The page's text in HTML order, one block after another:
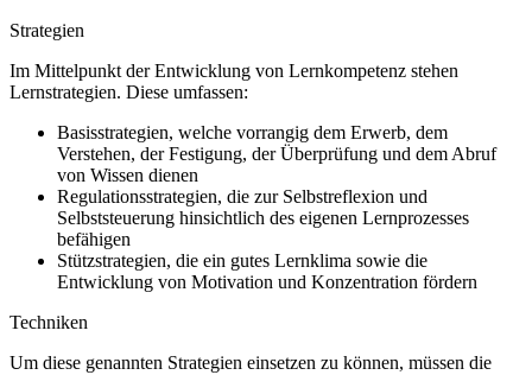
Strategien
Im Mittelpunkt der Entwicklung von Lernkompetenz stehen
Lernstrategien. Diese umfassen:
Basisstrategien, welche vorrangig dem Erwerb, dem
Verstehen, der Festigung, der Überprüfung und dem Abruf
von Wissen dienen
Regulationsstrategien, die zur Selbstreflexion und
Selbststeuerung hinsichtlich des eigenen Lernprozesses
befähigen
Stützstrategien, die ein gutes Lernklima sowie die
Entwicklung von Motivation und Konzentration fördern
Techniken
Um diese genannten Strategien einsetzen zu können, müssen die